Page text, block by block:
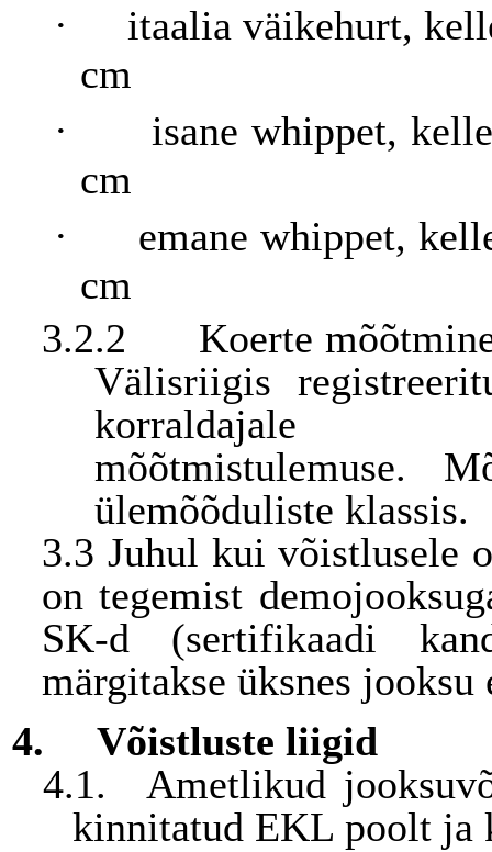
·
itaalia väikehurt,
cm
·
isane whippet,
cm
·
emane whippet,
cm
3.2.2
Koerte
Välisriigis
mõõtmistulemuse.
ülemõõduliste klassis.
3.3 Juhul kui võistlusele
on tegemist
SK-d (sertifikaadi
märgitakse üksnes jooksu
4.
Võistluste liigid
4.1.
Ametlikud
kinnitatud EKL poolt ja